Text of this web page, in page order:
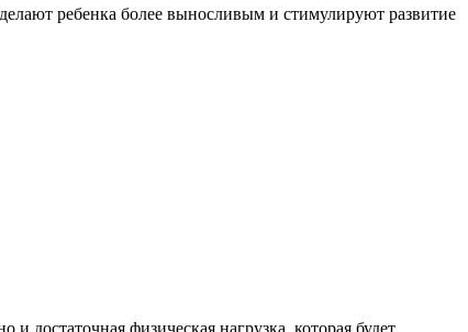
ребенка более выносливым и стимулируют развитие
достаточная физическая нагрузка, которая будет